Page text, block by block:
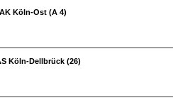
Köln-Ost (A 4)
Köln-Dellbrück (26)